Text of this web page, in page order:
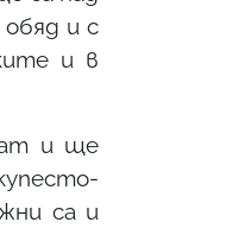
обяд и с
и в
и ще
са и